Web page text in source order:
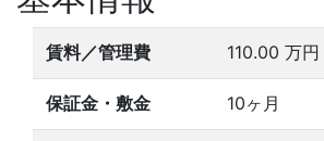
賃料／管理費 110.00 万円
保証金・敷金 10ヶ月